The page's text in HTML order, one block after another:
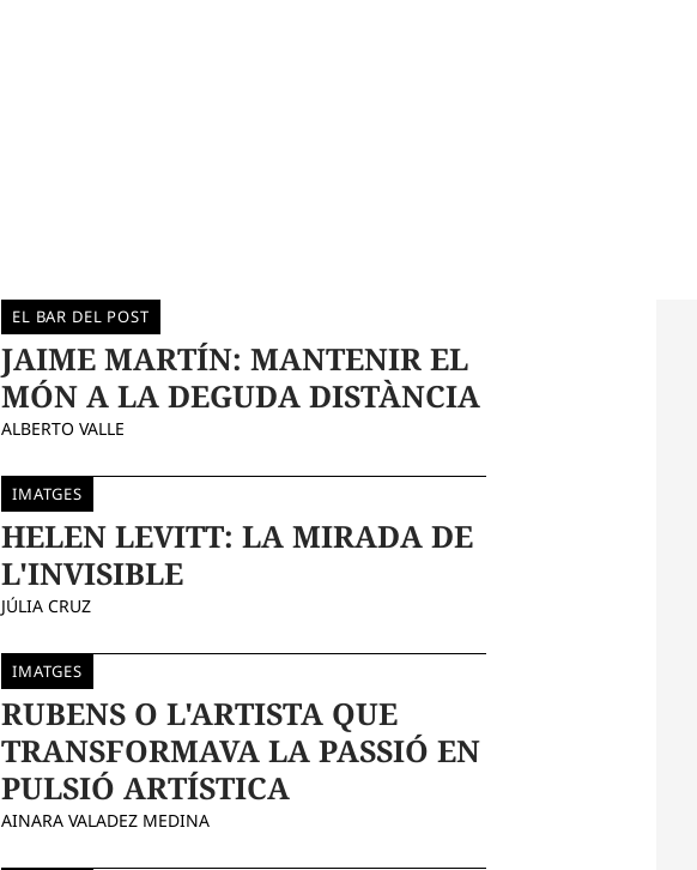
EL BAR DEL POST
JAIME MARTÍN: MANTENIR EL
MÓN A LA DEGUDA DISTÀNCIA
ALBERTO VALLE
IMATGES
HELEN LEVITT: LA MIRADA DE
L'INVISIBLE
JÚLIA CRUZ
IMATGES
RUBENS O L'ARTISTA QUE
TRANSFORMAVA LA PASSIÓ EN
PULSIÓ ARTÍSTICA
AINARA VALADEZ MEDINA